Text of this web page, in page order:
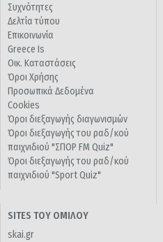
Συχνότητες
Δελτία τύπου
Επικοινωνία
Greece Is
Οικ. Καταστάσεις
Όροι Χρήσης
Προσωπικά Δεδομένα
Cookies
Όροι διεξαγωγής διαγωνισμών
Όροι διεξαγωγής του ραδ/κού
παιχνιδιού "ΣΠΟΡ FM Quiz"
Όροι διεξαγωγής του ραδ/κού
παιχνιδιού "Sport Quiz"
SITES ΤΟΥ ΟΜΙΛΟΥ
skai.gr